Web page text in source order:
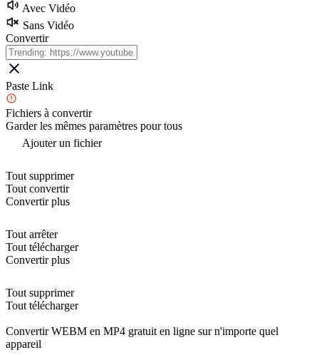
Avec Vidéo
Sans Vidéo
Convertir
Paste Link
Fichiers à convertir
Garder les mêmes paramètres pour tous
Ajouter un fichier
Tout supprimer
Tout convertir
Convertir plus
Tout arrêter
Tout télécharger
Convertir plus
Tout supprimer
Tout télécharger
Convertir WEBM en MP4 gratuit en ligne sur n'importe quel
appareil